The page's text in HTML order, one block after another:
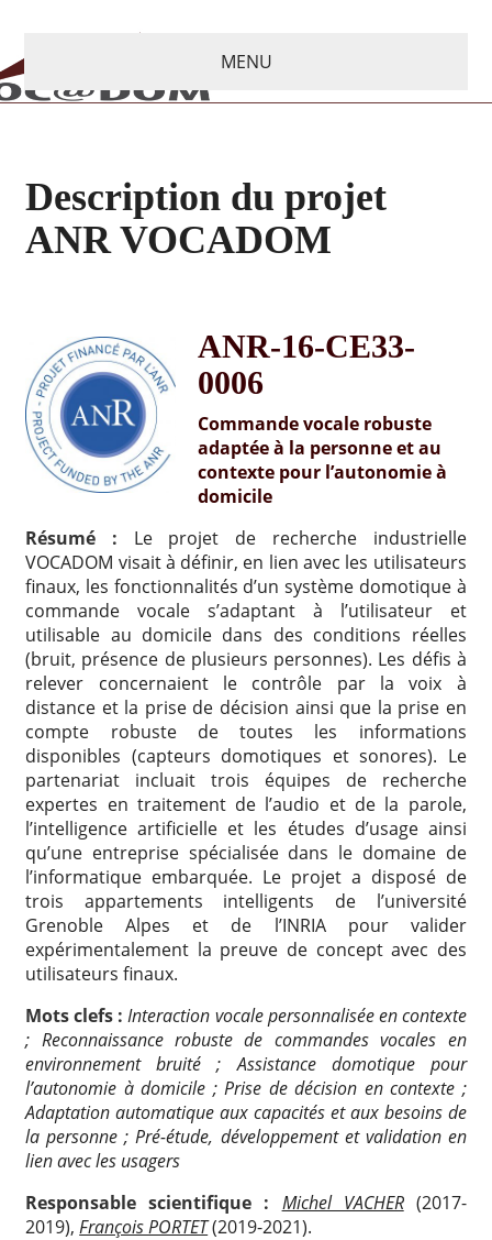
MENU
Description du projet
ANR VOCADOM
ANR-16-CE33-
0006
Commande vocale robuste
adaptée à la personne et au
contexte pour l’autonomie à
domicile
Résumé : Le projet de recherche industrielle
VOCADOM visait à définir, en lien avec les utilisateurs
finaux, les fonctionnalités d’un système domotique à
commande vocale s’adaptant à l’utilisateur et
utilisable au domicile dans des conditions réelles
(bruit, présence de plusieurs personnes). Les défis à
relever concernaient le contrôle par la voix à
distance et la prise de décision ainsi que la prise en
compte robuste de toutes les informations
disponibles (capteurs domotiques et sonores). Le
partenariat incluait trois équipes de recherche
expertes en traitement de l’audio et de la parole,
l’intelligence artificielle et les études d’usage ainsi
qu’une entreprise spécialisée dans le domaine de
l’informatique embarquée. Le projet a disposé de
trois appartements intelligents de l’université
Grenoble Alpes et de l’INRIA pour valider
expérimentalement la preuve de concept avec des
utilisateurs finaux.
Mots clefs : Interaction vocale personnalisée en contexte
; Reconnaissance robuste de commandes vocales en
environnement bruité ; Assistance domotique pour
l’autonomie à domicile ; Prise de décision en contexte ;
Adaptation automatique aux capacités et aux besoins de
la personne ; Pré-étude, développement et validation en
lien avec les usagers
Responsable scientifique : Michel VACHER(2017-
2019),François PORTET(2019-2021).